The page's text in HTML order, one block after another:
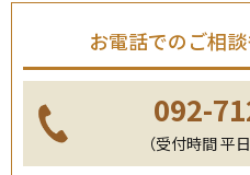
お電話でのご相
092-
（受付時間 平